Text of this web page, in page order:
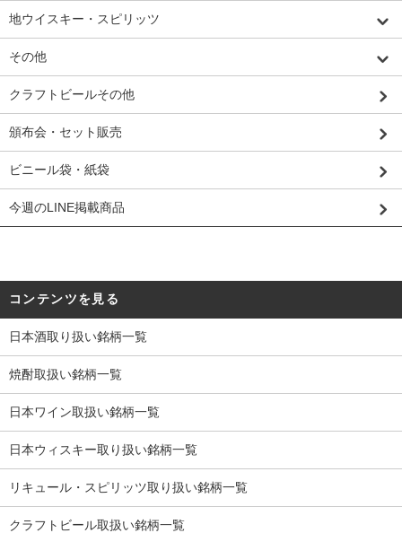
地ウイスキー・スピリッツ
その他
クラフトビールその他
頒布会・セット販売
ビニール袋・紙袋
今週のLINE掲載商品
コンテンツを見る
日本酒取り扱い銘柄一覧
焼酎取扱い銘柄一覧
日本ワイン取扱い銘柄一覧
日本ウィスキー取り扱い銘柄一覧
リキュール・スピリッツ取り扱い銘柄一覧
クラフトビール取扱い銘柄一覧